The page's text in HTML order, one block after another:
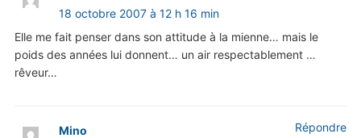
18 octobre 2007 à 12 h 16 min
Elle me fait penser dans son attitude à la mienne… mais le
poids des années lui donnent… un air respectablement …
rêveur…
Mino
Répondre